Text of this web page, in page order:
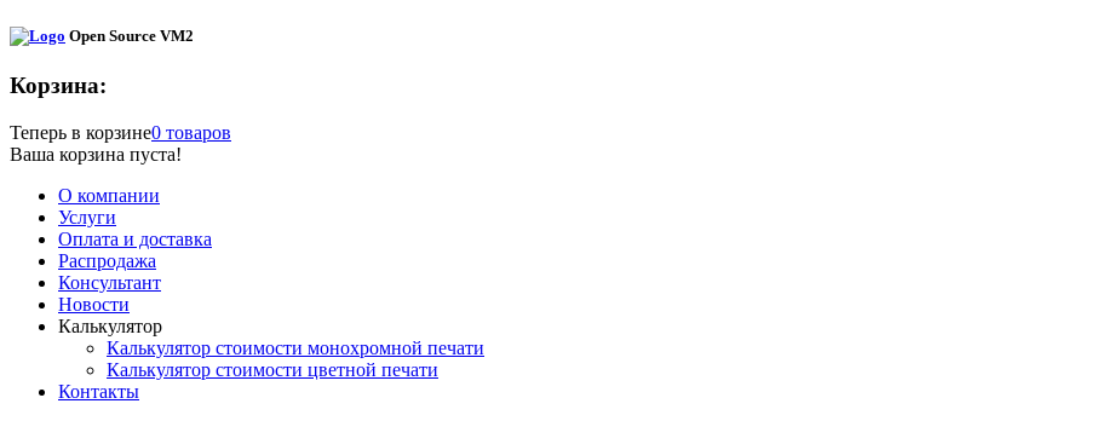
Open Source VM2
Корзина:
Теперь в корзине0 товаров
Ваша корзина пуста!
О компании
Услуги
Оплата и доставка
Распродажа
Консультант
Новости
Калькулятор
Калькулятор стоимости монохромной печати
Калькулятор стоимости цветной печати
Контакты